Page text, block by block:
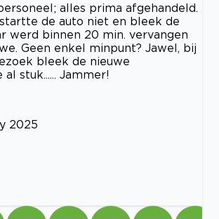
alles prima afgehandeld.
de auto niet en bleek de
werd binnen 20 min. vervangen
Geen enkel minpunt? Jawel, bij
bleek de nieuwe
stuk...... Jammer!
2025